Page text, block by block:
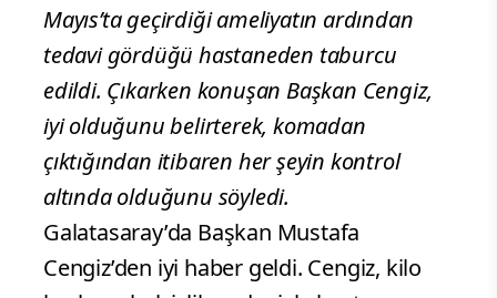
Mayıs’ta geçirdiği ameliyatın ardından
tedavi gördüğü hastaneden taburcu
edildi. Çıkarken konuşan Başkan Cengiz,
iyi olduğunu belirterek, komadan
çıktığından itibaren her şeyin kontrol
altında olduğunu söyledi.
Galatasaray’da Başkan Mustafa
Cengiz’den iyi haber geldi. Cengiz, kilo